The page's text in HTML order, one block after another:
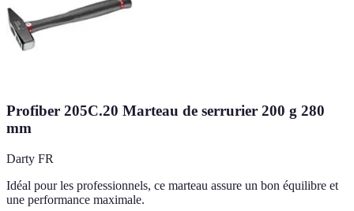
Profiber 205C.20 Marteau de serrurier 200 g 280
mm
Darty FR
Idéal pour les professionnels, ce marteau assure un bon équilibre et
une performance maximale.